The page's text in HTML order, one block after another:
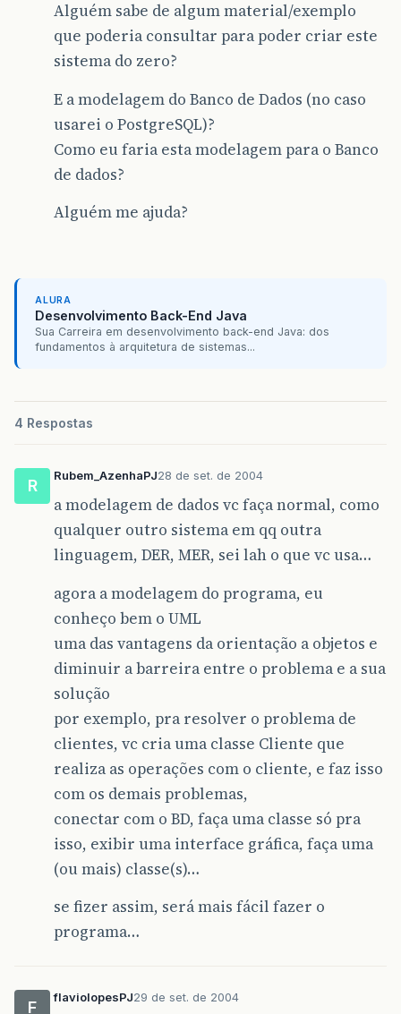
Alguém sabe de algum material/exemplo
que poderia consultar para poder criar este
sistema do zero?
E a modelagem do Banco de Dados (no caso
usarei o PostgreSQL)?
Como eu faria esta modelagem para o Banco
de dados?
Alguém me ajuda?
ALURA
Desenvolvimento Back-End Java
Sua Carreira em desenvolvimento back-end Java: dos
fundamentos à arquitetura de sistemas...
4 Respostas
R
Rubem_AzenhaPJ28 de set. de 2004
a modelagem de dados vc faça normal, como
qualquer outro sistema em qq outra
linguagem, DER, MER, sei lah o que vc usa…
agora a modelagem do programa, eu
conheço bem o UML
uma das vantagens da orientação a objetos e
diminuir a barreira entre o problema e a sua
solução
por exemplo, pra resolver o problema de
clientes, vc cria uma classe Cliente que
realiza as operações com o cliente, e faz isso
com os demais problemas,
conectar com o BD, faça uma classe só pra
isso, exibir uma interface gráfica, faça uma
(ou mais) classe(s)…
se fizer assim, será mais fácil fazer o
programa…
F
flaviolopesPJ29 de set. de 2004